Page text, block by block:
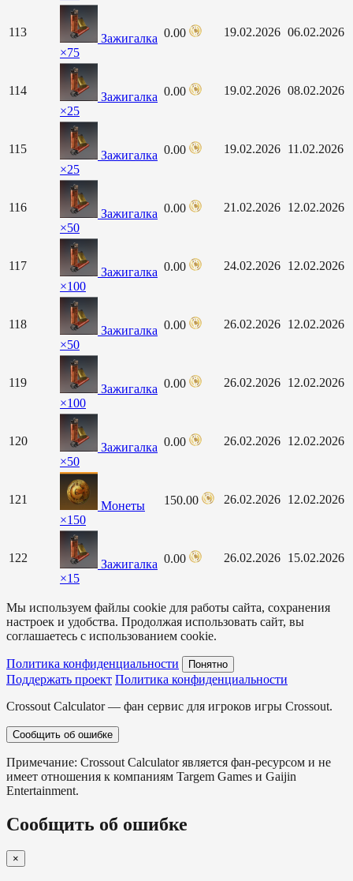
113
Зажигалка
×75
0.00 19.02.2026 06.02.2026
114
Зажигалка
×25
0.00 19.02.2026 08.02.2026
115
Зажигалка
×25
0.00 19.02.2026 11.02.2026
116
Зажигалка
×50
0.00 21.02.2026 12.02.2026
117
Зажигалка
×100
0.00 24.02.2026 12.02.2026
118
Зажигалка
×50
0.00 26.02.2026 12.02.2026
119
Зажигалка
×100
0.00 26.02.2026 12.02.2026
120
Зажигалка
×50
0.00 26.02.2026 12.02.2026
121
Монеты
×150
150.00 26.02.2026 12.02.2026
122
Зажигалка
×15
0.00 26.02.2026 15.02.2026
Мы используем файлы cookie для работы сайта, сохранения
настроек и удобства. Продолжая использовать сайт, вы
соглашаетесь с использованием cookie.
Политика конфиденциальности Понятно
Поддержать проект Политика конфиденциальности
Crossout Calculator — фан сервис для игроков игры Crossout.
Сообщить об ошибке
Примечание: Crossout Calculator является фан-ресурсом и не
имеет отношения к компаниям Targem Games и Gaijin
Entertainment.
Сообщить об ошибке
×